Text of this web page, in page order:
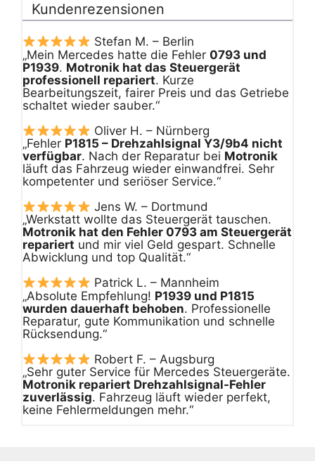
Kundenrezensionen
Stefan M. – Berlin
„Mein Mercedes hatte die Fehler 0793 und
P1939. Motronik hat das Steuergerät
professionell repariert. Kurze
Bearbeitungszeit, fairer Preis und das Getriebe
schaltet wieder sauber.“
Oliver H. – Nürnberg
„Fehler P1815 – Drehzahlsignal Y3/9b4 nicht
verfügbar. Nach der Reparatur bei Motronik
läuft das Fahrzeug wieder einwandfrei. Sehr
kompetenter und seriöser Service.“
Jens W. – Dortmund
„Werkstatt wollte das Steuergerät tauschen.
Motronik hat den Fehler 0793 am Steuergerät
repariert und mir viel Geld gespart. Schnelle
Abwicklung und top Qualität.“
Patrick L. – Mannheim
„Absolute Empfehlung! P1939 und P1815
wurden dauerhaft behoben. Professionelle
Reparatur, gute Kommunikation und schnelle
Rücksendung.“
Robert F. – Augsburg
„Sehr guter Service für Mercedes Steuergeräte.
Motronik repariert Drehzahlsignal-Fehler
zuverlässig. Fahrzeug läuft wieder perfekt,
keine Fehlermeldungen mehr.“